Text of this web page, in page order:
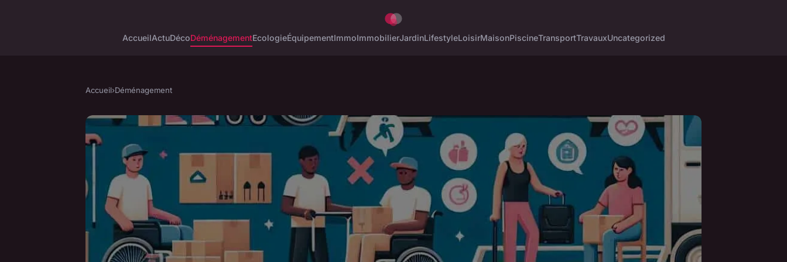
AccueilActuDécoDéménagementEcologieÉquipementImmoImmobilierJardinLifestyleLoisirMaisonPiscineTransportTravauxUncategorized
Accueil›Déménagement